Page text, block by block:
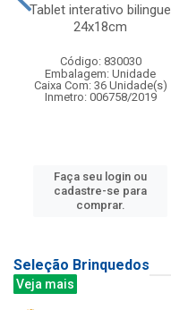
Tablet interativo bilingue
24x18cm
Código: 830030
Embalagem: Unidade
Caixa Com: 36 Unidade(s)
Inmetro: 006758/2019
Faça seu login ou
cadastre-se para
comprar.
Seleção Brinquedos
Veja mais